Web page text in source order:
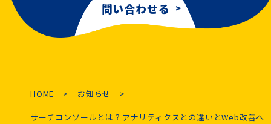
問い合わせる
HOME お知らせ
サーチコンソールとは？アナリティクスとの違いとWeb改善へ